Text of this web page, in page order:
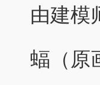
由建模
蝠（原